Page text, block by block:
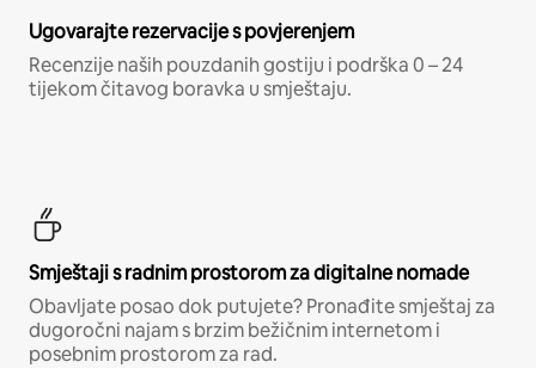
Ugovarajte rezervacije s povjerenjem
Recenzije naših pouzdanih gostiju i podrška 0 – 24
tijekom čitavog boravka u smještaju.
Smještaji s radnim prostorom za digitalne nomade
Obavljate posao dok putujete? Pronađite smještaj za
dugoročni najam s brzim bežičnim internetom i
posebnim prostorom za rad.